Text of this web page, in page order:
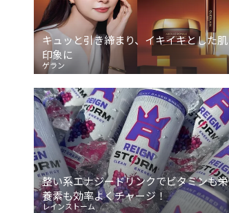
キュッと引き締まり、イキイキとした肌
印象に
ゲラン
整い系エナジードリンクでビタミンも栄
養素も効率よくチャージ！
レインストーム